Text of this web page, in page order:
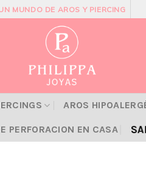
MUNDO DE AROS Y PIERCING
AROS
PERFORACION EN CASA